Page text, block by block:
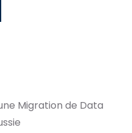
Migration de Data